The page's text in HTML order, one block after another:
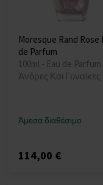
Moresque Rand Rose
de Parfum
100ml - Eau de Parfum
Άνδρες Και Γυναίκες
Άμεσα διαθέσιμο
114,00 €